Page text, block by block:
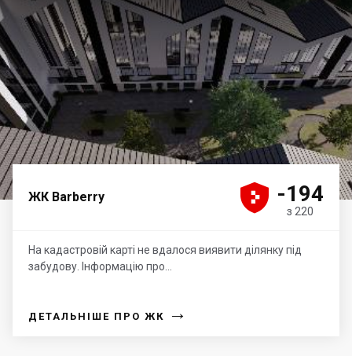
ЖК Barberry 



 -194
з 220
На кадастровій карті не вдалося виявити ділянку під
забудову. Інформацію про...
ДЕТАЛЬНІШЕ ПРО ЖК →